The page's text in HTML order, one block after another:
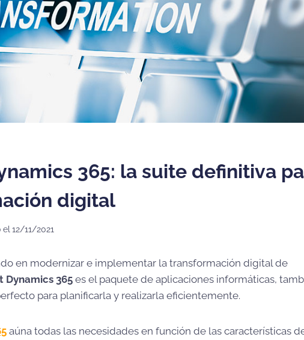
365: la suite definitiva
digital
12/11/2021
en modernizar e implementar la transformación digital de
Dynamics 365 es el paquete de aplicaciones informáticas,
para planificarla y realizarla eficientemente.
aúna todas las necesidades en función de las características